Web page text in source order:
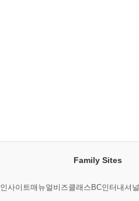
Family Sites
인사이트매뉴얼 비즈클래스 BC인터내셔널